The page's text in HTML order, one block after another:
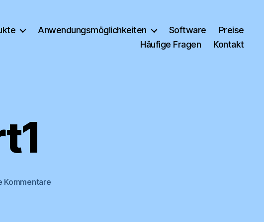
Anwendungsmöglichkeiten Software
Preise
Häufige Fragen
Kontakt
Kommentarezu